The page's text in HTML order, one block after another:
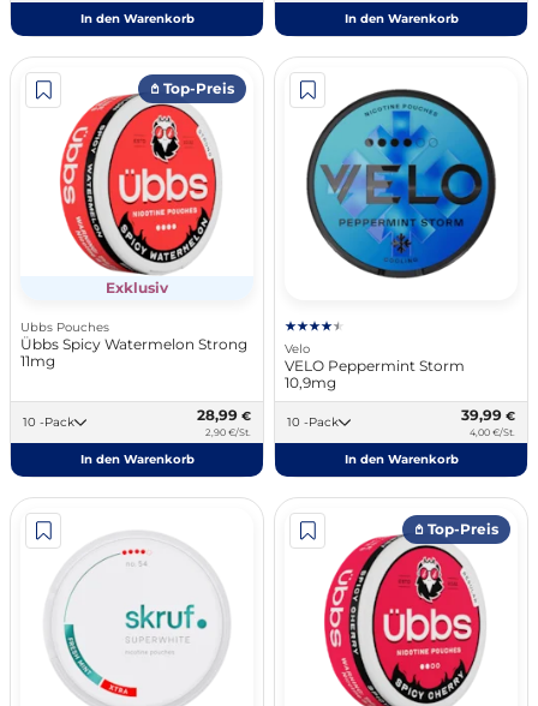
In den Warenkorb In den Warenkorb
𖤘 Top-Preis
Exklusiv
Ubbs Pouches
Übbs Spicy Watermelon Strong
11mg
10 -Pack 28,99 €
2,90 €/St.
In den Warenkorb
Velo
VELO Peppermint Storm
10,9mg
10 -Pack 39,99 €
4,00 €/St.
In den Warenkorb
𖤘 Top-Preis